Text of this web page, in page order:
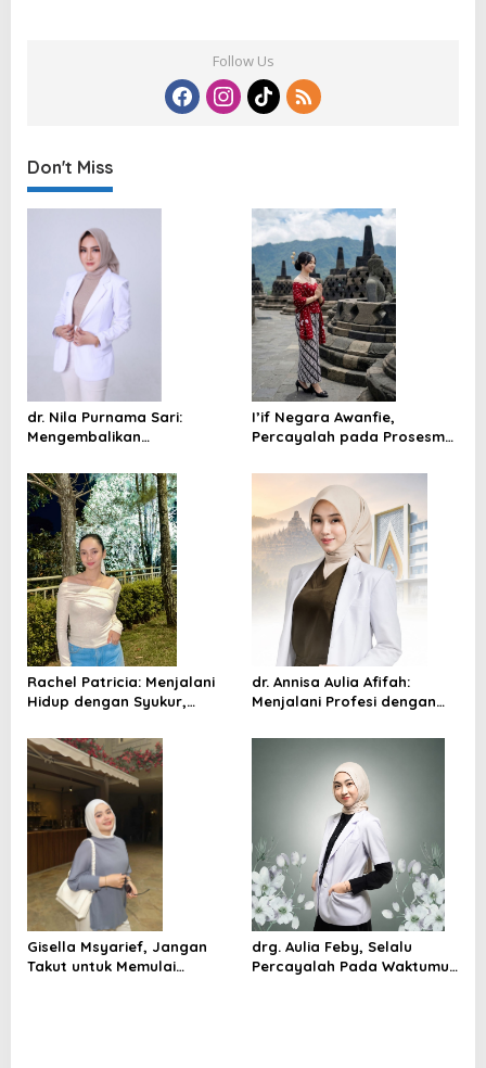
Follow Us
Don't Miss
dr. Nila Purnama Sari:
Mengembalikan
Menghadirkan Versi Terbaik
Diri
I’if Negara Awanfie,
Percayalah pada Prosesmu,
Rachel Patricia: Menjalani
Hidup dengan Syukur,
Semangat untuk Terus
Bertumbuh
dr. Annisa Aulia Afifah:
Menjalani Profesi dengan
Empati
Gisella Msyarief, Jangan
Takut untuk Memulai
drg. Aulia Feby, Selalu
Percayalah Pada Waktumu